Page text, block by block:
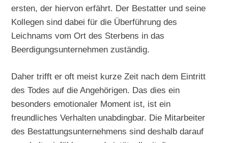
ersten, der hiervon erfährt. Der Bestatter und seine
Kollegen sind dabei für die Überführung des
Leichnams vom Ort des Sterbens in das
Beerdigungsunternehmen zuständig.
Daher trifft er oft meist kurze Zeit nach dem Eintritt
des Todes auf die Angehörigen. Das dies ein
besonders emotionaler Moment ist, ist ein
freundliches Verhalten unabdingbar. Die Mitarbeiter
des Bestattungsunternehmens sind deshalb darauf